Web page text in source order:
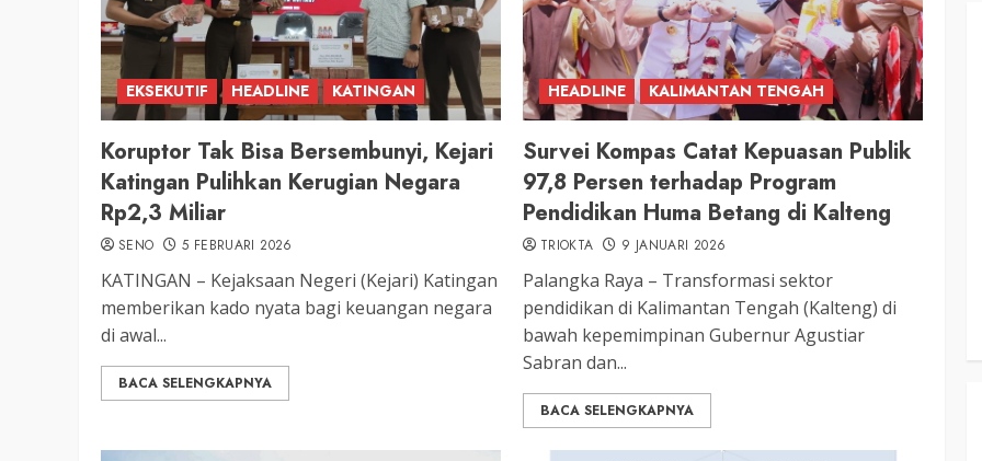
EKSEKUTIF HEADLINE KATINGAN
Koruptor Tak Bisa Bersembunyi, Kejari
Katingan Pulihkan Kerugian Negara
Rp2,3 Miliar
SENO 5 FEBRUARI 2026
KATINGAN – Kejaksaan Negeri (Kejari) Katingan
memberikan kado nyata bagi keuangan negara
di awal...
BACA SELENGKAPNYA
HEADLINE KALIMANTAN TENGAH
Survei Kompas Catat Kepuasan Publik
97,8 Persen terhadap Program
Pendidikan Huma Betang di Kalteng
TRIOKTA 9 JANUARI 2026
Palangka Raya – Transformasi sektor
pendidikan di Kalimantan Tengah (Kalteng) di
bawah kepemimpinan Gubernur Agustiar
Sabran dan...
BACA SELENGKAPNYA
2 min read
DPRD KATINGAN
HEADLINE
LEGISLATIF
Ribuan Warga Katingan Padati
Halaman DPRD Rayakan Hari
Parlemen dengan Jalan Sehat
SENO 18 OKTOBER 2025
3 min read
DPRD KATINGAN
HEADLINE
KATINGAN
RDP DPRD dan Pemkab Katingan
Soroti Krisis Air Bersih, Insentif
Nakes Hingga Ancaman
Pencemaran Sungai
TRIOKTA 11 MEI 2026